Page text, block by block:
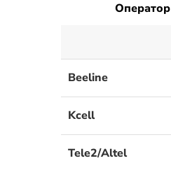
Оператор
Beeline
Kcell
Tele2/Altel